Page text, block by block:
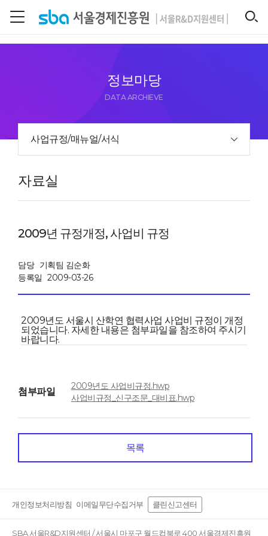
정보마당
DATA ARCHIEVE
사업규정/매뉴얼/서식
자료실
2009년 규정개정, 사업비 규정
담당 기획팀 김순화
등록일 2009-03-26
2009년도 서울시 산학연 협력사업 사업비 규정이 개정
되었습니다. 자세한 내용은 첨부파일을 참조하여 주시기
바랍니다.
첨부파일
2009년도 사업비규정.hwp
사업비규정_신구조문_대비표.hwp
목록
개인정보처리방침 이메일무단수집거부 클린신고센터
SBA 서울R&D지원센터 / 서울시 마포구 월드컵북로 400 서울경제진흥원